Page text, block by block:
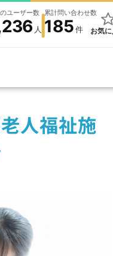
ユーザー数
人
累計問い合わせ数
185件 お気に
人福祉施